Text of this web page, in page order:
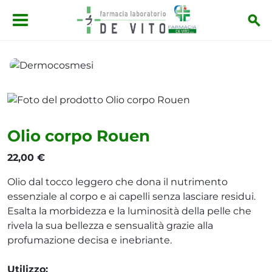
Salta al contenuto principale
Olio corpo Rouen
22,00 €
Olio dal tocco leggero che dona il nutrimento
essenziale al corpo e ai capelli senza lasciare residui.
Esalta la morbidezza e la luminosità della pelle che
rivela la sua bellezza e sensualità grazie alla
profumazione decisa e inebriante.
Utilizzo: